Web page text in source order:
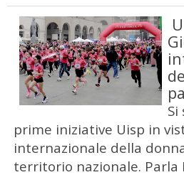
Si
prime iniziative Uisp in
internazionale della
territorio nazionale. Parla